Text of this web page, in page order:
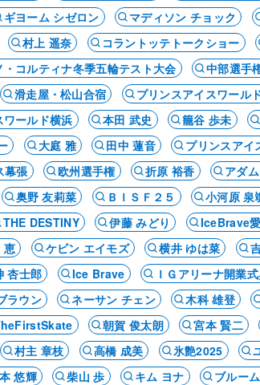
ギヨーム シゼロン マディソン チョック
村上 遥奈 コラントッテトークショー
・コルティナ冬季五輪テスト大会 中部選手
滑走屋・松山合宿 プリンスアイスワール
ールド横浜 本田 武史 籠谷 歩未
大庭 雅 田中 蓮音 プリンスアイ
幕張
欧州選手権 折原 裕香
アダ
奥野 友莉菜 ＢＩＳＦ２５ 小河原 泉
THE DESTINY 伊藤 みどり IceBrave
恵 ケビン エイモズ 横井 ゆは菜
杏士郎 Ice Brave ＩＧアリーナ開業
ラウン ネーサン チェン 木科 雄登
朝賀 俊太朗 宮本 賢二
村主 章枝 高橋 成美 氷艶2025
悠輝 柴山 歩 キム ヨナ ブルー